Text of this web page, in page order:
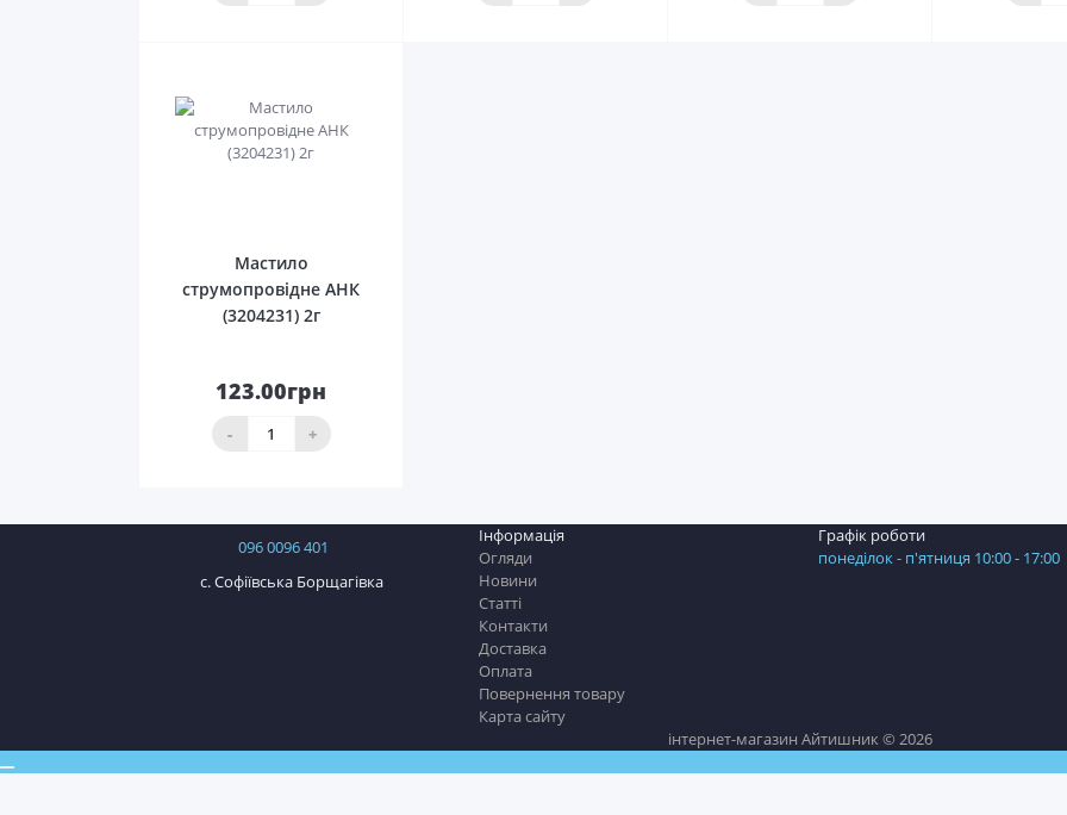
Мастило
струмопровідне АНК
(3204231) 2г
123.00грн
- +
До
кошика
096 0096 401
с. Софіївська Борщагівка
Інформація
Огляди
Новини
Статті
Контакти
Доставка
Оплата
Повернення товару
Карта сайту
Графік роботи
понеділок - п'ятниця 10:00 - 17:00
інтернет-магазин Айтишник © 2026